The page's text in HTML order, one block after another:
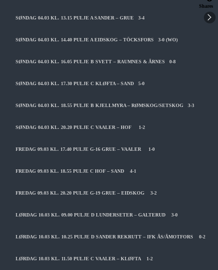
SØNDAG 04.03 KL. 13.15 PULJE A SANDER – GRUE 3-4
SØNDAG 04.03 KL. 14.40 PULJE A EIDSKOG – TÖCKSFORS 3-0 (WO)
SØNDAG 04.03 KL. 16.05 PULJE B SVETT – RAUMNES & ÅRNES 0-8
SØNDAG 04.03 KL. 17.30 PULJE C KLØFTA – SAND 5-0
SØNDAG 04.03 KL. 18.55 PULJE B KJELLMYRA – RØMSKOG/SETSKOG 3-3
SØNDAG 04.03 KL. 20.20 PULJE C VAALER – HOF 1-2
FREDAG 09.03 KL. 17.40 PULJE G-16 GRUE – VAALER 1-0
FREDAG 09.03 KL. 18.55 PULJE C HOF – SAND 4-1
FREDAG 09.03 KL. 20.20 PULJE G-19 GRUE – EIDSKOG 3-2
LØRDAG 10.03 KL. 09.00 PULJE D LUNDERSETER – GALTERUD 3-0
LØRDAG 10.03 KL. 10.25 PULJE D SANDER REKRUTT – IFK ÅS/ÅMOTFORS 0-2
LØRDAG 10.03 KL. 11.50 PULJE C VAALER – KLØFTA 1-2
Shares